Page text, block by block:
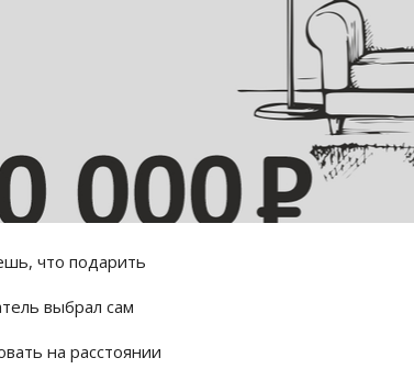
что подарить
выбрал сам
на расстоянии